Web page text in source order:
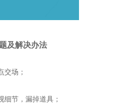
及解决办法
交场；
细节，漏掉道具；